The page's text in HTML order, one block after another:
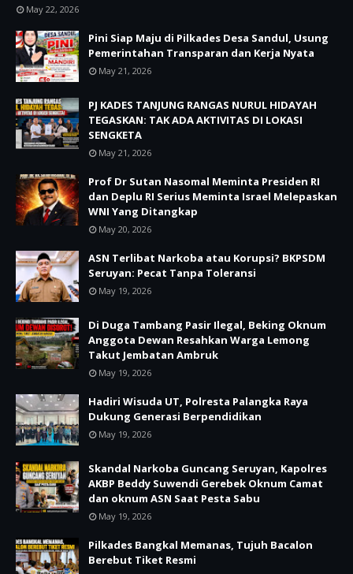
May 22, 2026
Pini Siap Maju di Pilkades Desa Sandul, Usung
Pemerintahan Transparan dan Kerja Nyata
May 21, 2026
PJ KADES TANJUNG RANGAS NURUL HIDAYAH
TEGASKAN: TAK ADA AKTIVITAS DI LOKASI
SENGKETA
May 21, 2026
Prof Dr Sutan Nasomal Meminta Presiden RI
dan Deplu RI Serius Meminta Israel Melepaskan
WNI Yang Ditangkap
May 20, 2026
ASN Terlibat Narkoba atau Korupsi? BKPSDM
Seruyan: Pecat Tanpa Toleransi
May 19, 2026
Di Duga Tambang Pasir Ilegal, Beking Oknum
Anggota Dewan Resahkan Warga Lemong
Takut Jembatan Ambruk
May 19, 2026
Hadiri Wisuda UT, Polresta Palangka Raya
Dukung Generasi Berpendidikan
May 19, 2026
Skandal Narkoba Guncang Seruyan, Kapolres
AKBP Beddy Suwendi Gerebek Oknum Camat
dan oknum ASN Saat Pesta Sabu
May 19, 2026
Pilkades Bangkal Memanas, Tujuh Bacalon
Berebut Tiket Resmi